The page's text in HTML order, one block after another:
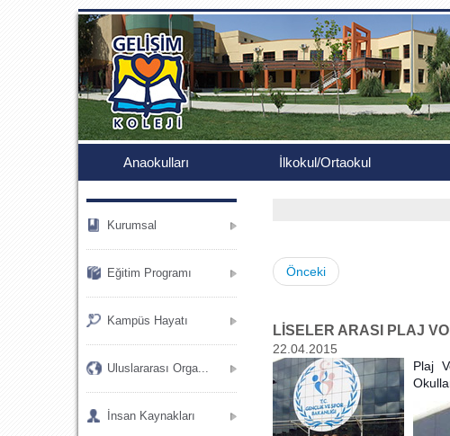
.
Anaokulları İlkokul/Ortaokul
Kurumsal
Eğitim Programı
Kampüs Hayatı
Uluslararası Orga...
İnsan Kaynakları
Önceki
LİSELER ARASI PLAJ
22.04.2015
Plaj